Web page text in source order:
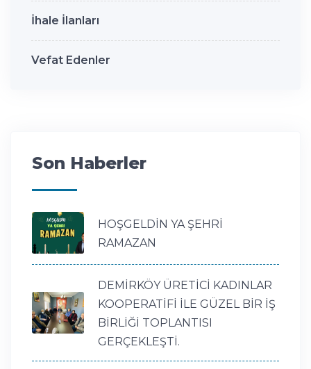
İhale İlanları
Vefat Edenler
Son Haberler
HOŞGELDİN YA ŞEHRİ
RAMAZAN
DEMİRKÖY ÜRETİCİ KADINLAR
KOOPERATİFİ İLE GÜZEL BİR İŞ
BİRLİĞİ TOPLANTISI
GERÇEKLEŞTİ.